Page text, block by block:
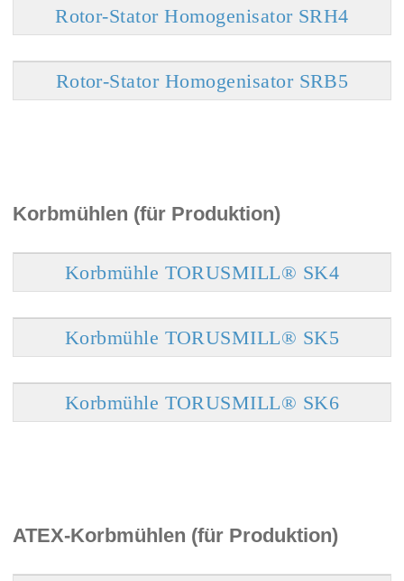
Rotor-Stator Homogenisator SRH4
Rotor-Stator Homogenisator SRB5
Korbmühlen (für Produktion)
Korbmühle TORUSMILL® SK4
Korbmühle TORUSMILL® SK5
Korbmühle TORUSMILL® SK6
ATEX-Korbmühlen (für Produktion)